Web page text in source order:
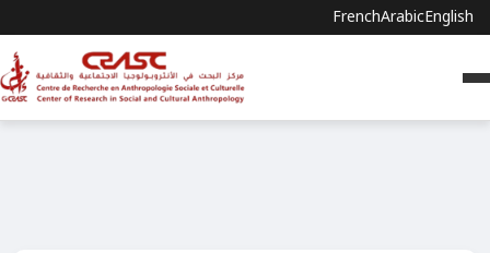
FrenchArabicEnglish